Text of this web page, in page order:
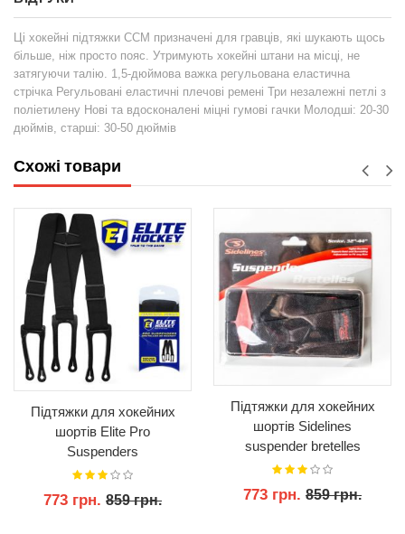
Ці хокейні підтяжки CCM призначені для гравців, які шукають щось
більше, ніж просто пояс. Утримують хокейні штани на місці, не
затягуючи талію. 1,5-дюймова важка регульована еластична
стрічка Регульовані еластичні плечові ремені Три незалежні петлі з
поліетилену Нові та вдосконалені міцні гумові гачки Молодші: 20-30
дюймів, старші: 30-50 дюймів
Схожі товари
Підтяжки для хокейних
шортів Elite Pro
Suspenders
773 грн. 859 грн.
Підтяжки для хокейних
шортів Sidelines
suspender bretelles
773 грн. 859 грн.